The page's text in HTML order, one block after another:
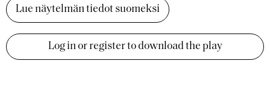
Lue näytelmän tiedot suomeksi
Log in or register to download the play